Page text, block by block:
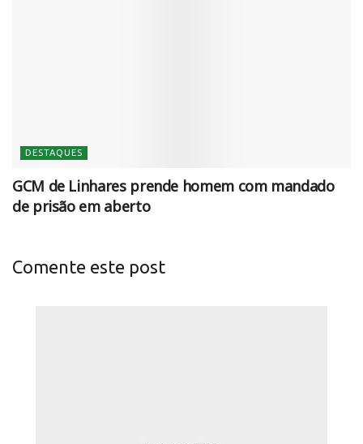
DESTAQUES
GCM de Linhares prende homem com mandado
de prisão em aberto
Comente este post